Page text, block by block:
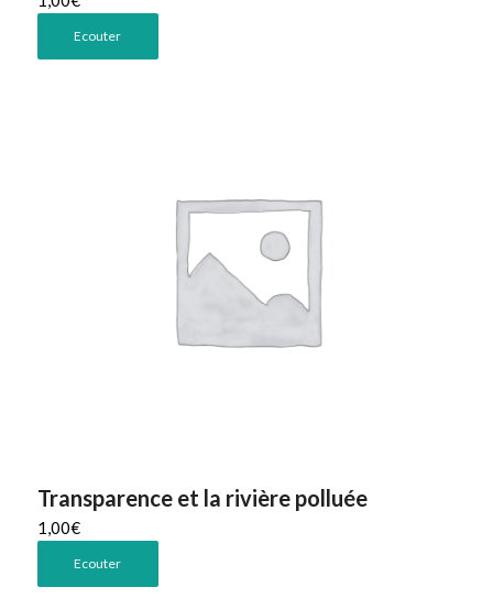
Ecouter
Transparence et la rivière polluée
1,00€
Ecouter